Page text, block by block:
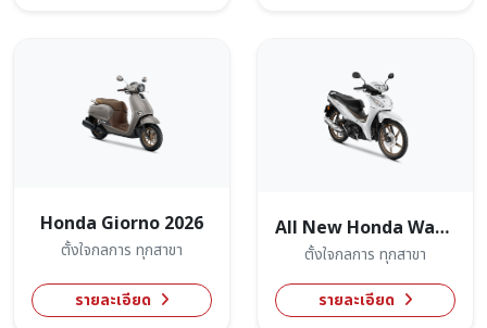
Honda Giorno 2026
ตั้งใจกลการ ทุกสาขา
รายละเอียด
All New Honda Wave110
ตั้งใจกลการ ทุกสาขา
รายละเอียด